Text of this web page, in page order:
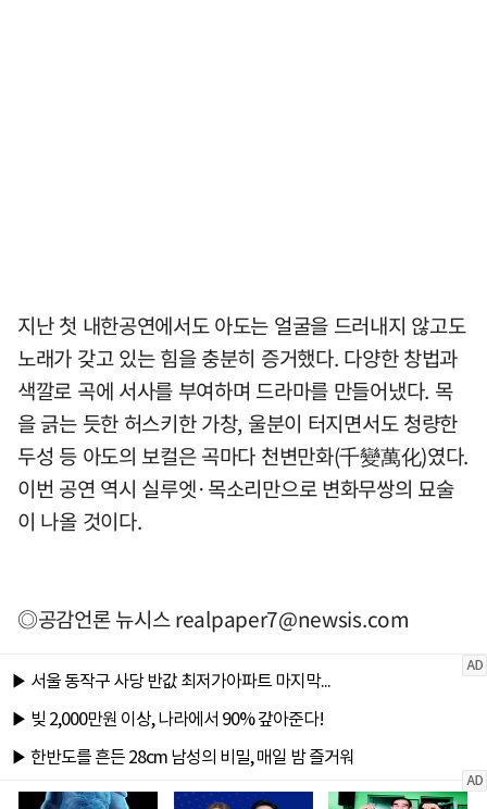
지난 첫 내한공연에서도 아도는 얼굴을 드러내지 않고도
노래가 갖고 있는 힘을 충분히 증거했다. 다양한 창법과
색깔로 곡에 서사를 부여하며 드라마를 만들어냈다. 목
을 긁는 듯한 허스키한 가창, 울분이 터지면서도 청량한
두성 등 아도의 보컬은 곡마다 천변만화(千變萬化)였다.
이번 공연 역시 실루엣·목소리만으로 변화무쌍의 묘술
이 나올 것이다.
◎공감언론 뉴시스realpaper7@newsis.com